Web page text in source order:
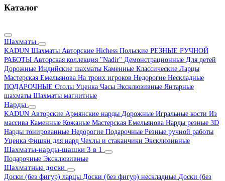
Каталог
Шахматы
KADUN Шахматы Авторские Hichess Польские РЕЗНЫЕ РУЧНОЙ
РАБОТЫ Авторская коллекция "Nadir" Демонстрационные Для детей
Дорожные Индийские шахматы Каменные Классические Ларцы
Мастерская Емельянова На троих игроков Недорогие Нескладные
ПОДАРОЧНЫЕ Столы Уценка Часы Эксклюзивные Янтарные
шахматы Шахматы магнитные
Нарды
KADUN Авторские Армянские нарды Дорожные Игральные кости Из
массива Каменные Кожаные Мастерская Емельянова Нарды резные 3D
Нарды тонированные Недорогие Подарочные Резные ручной работы
Уценка Фишки для нард Чехлы и стаканчики Эксклюзивные
Шахматы-нарды-шашки 3 в 1
Подарочные Эксклюзивные
Шахматные доски
Доски (без фигур) ларцы Доски (без фигур) нескладные Доски (без